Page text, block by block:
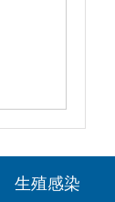
生殖感染